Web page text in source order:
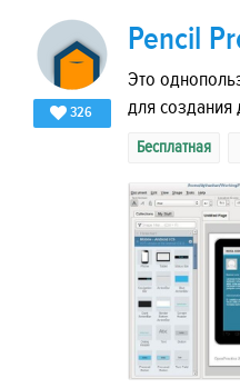
326
Pencil
Это
для создания
Бесплатная